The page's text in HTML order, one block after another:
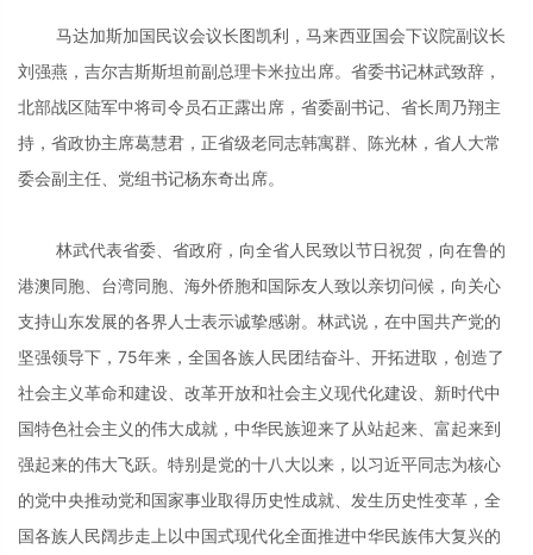
马达加斯加国民议会议长图凯利，马来西亚国会下议院副议长
刘强燕，吉尔吉斯斯坦前副总理卡米拉出席。省委书记林武致辞，
北部战区陆军中将司令员石正露出席，省委副书记、省长周乃翔主
持，省政协主席葛慧君，正省级老同志韩寓群、陈光林，省人大常
委会副主任、党组书记杨东奇出席。
林武代表省委、省政府，向全省人民致以节日祝贺，向在鲁的
港澳同胞、台湾同胞、海外侨胞和国际友人致以亲切问候，向关心
支持山东发展的各界人士表示诚挚感谢。林武说，在中国共产党的
坚强领导下，75年来，全国各族人民团结奋斗、开拓进取，创造了
社会主义革命和建设、改革开放和社会主义现代化建设、新时代中
国特色社会主义的伟大成就，中华民族迎来了从站起来、富起来到
强起来的伟大飞跃。特别是党的十八大以来，以习近平同志为核心
的党中央推动党和国家事业取得历史性成就、发生历史性变革，全
国各族人民阔步走上以中国式现代化全面推进中华民族伟大复兴的